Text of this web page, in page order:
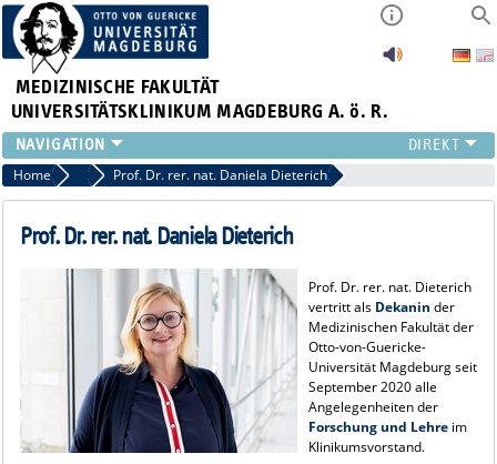
MEDIZINISCHE FAKULTÄT
UNIVERSITÄTSKLINIKUM MAGDEBURG A. ö. R.
INSTITUTE
KLINIKEN
ZENTRALE EINRICHTUNGEN
PRESSE
INTERNATIONAL
INTRANET
Home Klinikumsvorstand
Prof. Dr. rer. nat. Daniela Dieterich
Prof. Dr. rer. nat. Daniela Dieterich
Prof. Dr. rer. nat. Dieterich
vertritt als Dekanin der
Medizinischen Fakultät der
Otto-von-Guericke-
Universität Magdeburg seit
September 2020 alle
Angelegenheiten der
Forschung und Lehreim
Klinikumsvorstand.